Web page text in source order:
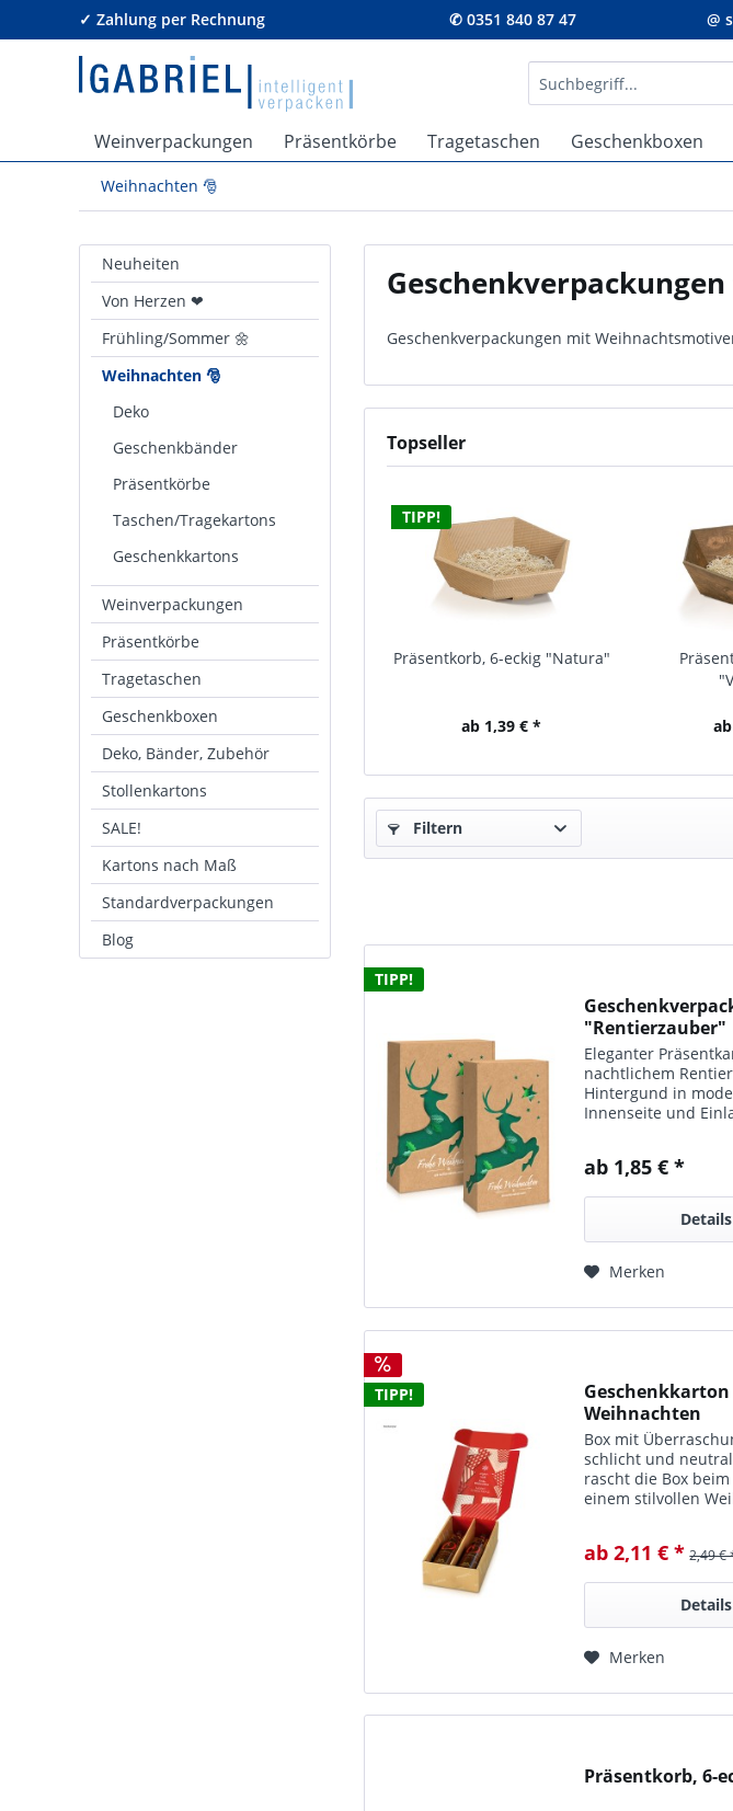
✓ Zahlung per Rechnung ✆ 0351 840 87 47 @
Weinverpackungen Präsentkörbe Tragetaschen Geschenkboxen
Weihnachten 🎅
Neuheiten
Von Herzen ❤
Frühling/Sommer 🌼
Weihnachten 🎅
Deko
Geschenkbänder
Präsentkörbe
Taschen/Tragekartons
Geschenkkartons
Weinverpackungen
Präsentkörbe
Tragetaschen
Geschenkboxen
Deko, Bänder, Zubehör
Stollenkartons
SALE!
Kartons nach Maß
Standardverpackungen
Blog
Geschenkverpackungen mit
Topseller
TIPP!
Präsentkorb, 6-eckig "Natura"
ab 1,39 € *
Filtern
TIPP!
"Rentierzauber"
Eleganter
nacht­lichem
Hinter­gund in
Innenseite und
ab 1,85 € *
Details
Merken
TIPP!
Weihnachten
Box mit
schlicht und
rascht die Box
einem stil­vollen
ab 2,11 € * 2,49 €
Details
Merken
Präsentkorb, 6-